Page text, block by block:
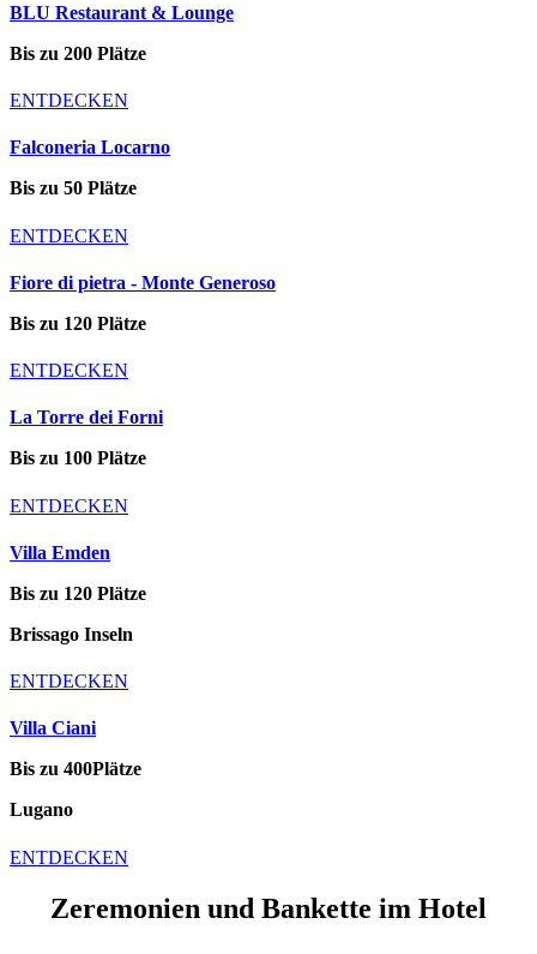
BLU Restaurant & Lounge
Bis zu 200 Plätze
ENTDECKEN
Falconeria Locarno
Bis zu 50 Plätze
ENTDECKEN
Fiore di pietra - Monte Generoso
Bis zu 120 Plätze
ENTDECKEN
La Torre dei Forni
Bis zu 100 Plätze
ENTDECKEN
Villa Emden
Bis zu 120 Plätze
Brissago Inseln
ENTDECKEN
Villa Ciani
Bis zu 400Plätze
Lugano
ENTDECKEN
Zeremonien und Bankette im Hotel